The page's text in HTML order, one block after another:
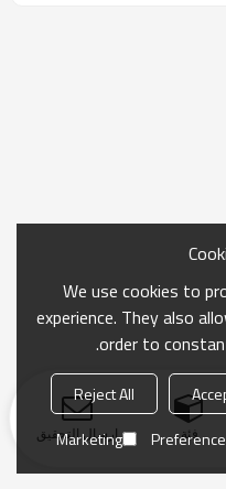
فئة ارسال التحقيق
We use cookies to
experience. They also
order to
Reject All
Marketing